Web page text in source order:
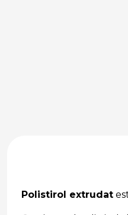
Polistirol extrudat